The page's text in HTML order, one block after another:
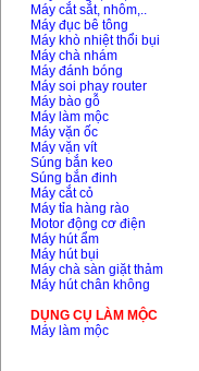
Máy cắt sắt, nhôm,..
Máy đục bê tông
Máy khò nhiệt thổi bụi
Máy chà nhám
Máy đánh bóng
Máy soi phay router
Máy bào gỗ
Máy làm mộc
Máy vặn ốc
Máy vặn vít
Súng bắn keo
Súng bắn đinh
Máy cắt cỏ
Máy tỉa hàng rào
Motor động cơ điện
Máy hút ẩm
Máy hút bụi
Máy chà sàn giặt thảm
Máy hút chân không
DỤNG CỤ LÀM MỘC
Máy làm mộc